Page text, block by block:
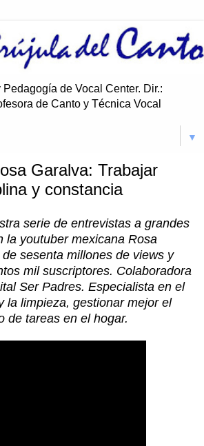
de Vocal Center. Dir.:
de Canto y Técnica Vocal
▼
Garalva: Trabajar
y constancia
serie de entrevistas a grandes
la youtuber mexicana Rosa
sesenta millones de views y
mil suscriptores. Colaboradora
Ser Padres. Especialista en el
la limpieza, gestionar mejor el
de tareas en el hogar.